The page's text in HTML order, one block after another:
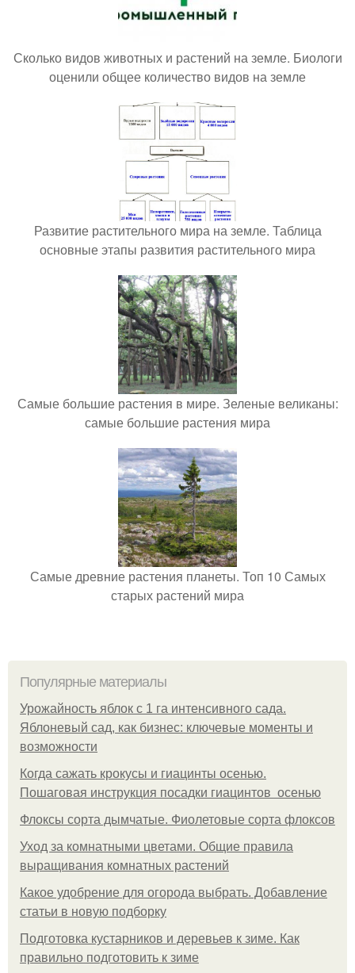
Сколько видов животных и растений на земле. Биологи
оценили общее количество видов на земле
Развитие растительного мира на земле. Таблица
основные этапы развития растительного мира
Самые большие растения в мире. Зеленые великаны:
самые большие растения мира
Самые древние растения планеты. Топ 10 Самых
старых растений мира
Популярные материалы
Урожайность яблок с 1 га интенсивного сада.
Яблоневый сад, как бизнес: ключевые моменты и
возможности
Когда сажать крокусы и гиацинты осенью.
Пошаговая инструкция посадки гиацинтов осенью
Флоксы сорта дымчатые. Фиолетовые сорта флоксов
Уход за комнатными цветами. Общие правила
выращивания комнатных растений
Какое удобрение для огорода выбрать. Добавление
статьи в новую подборку
Подготовка кустарников и деревьев к зиме. Как
правильно подготовить к зиме